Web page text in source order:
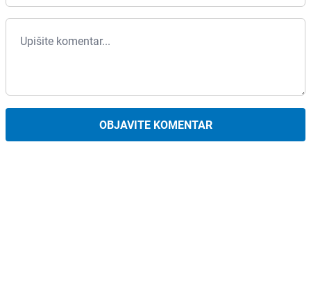
OBJAVITE KOMENTAR